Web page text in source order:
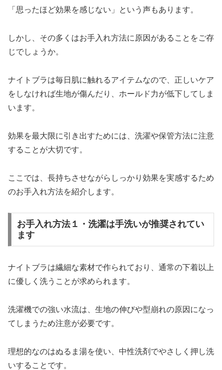
「思ったほど効果を感じない」という声もあります。
しかし、その多くはお手入れ方法に原因があることをご存
じでしょうか。
ナイトブラは毎日肌に触れるアイテムなので、正しいケア
をしなければ生地が傷んだり、ホールド力が低下してしま
います。
効果を最大限に引き出すためには、洗濯や保管方法に注意
することが大切です。
ここでは、長持ちさせながらしっかり効果を実感するため
のお手入れ方法を紹介します。
お手入れ方法１・洗濯は手洗いが推奨されてい
ます
ナイトブラは繊細な素材で作られており、通常の下着以上
に優しく洗うことが求められます。
洗濯機での強い水流は、生地の伸びや型崩れの原因になっ
てしまうため注意が必要です。
理想的なのはぬるま湯を使い、中性洗剤でやさしく押し洗
いすることです。